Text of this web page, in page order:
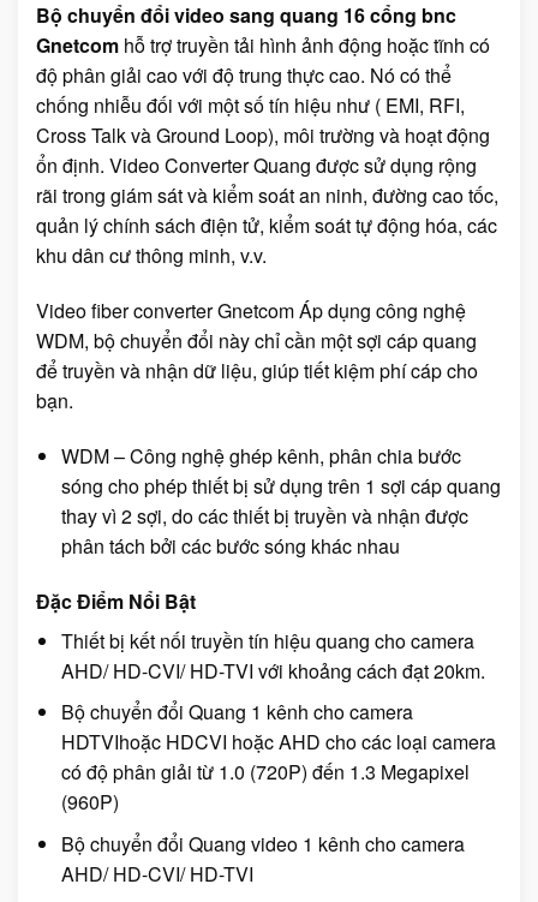
Bộ chuyển đổi video sang quang 16 cổng bnc
Gnetcom hỗ trợ truyền tải hình ảnh động hoặc tĩnh có
độ phân giải cao với độ trung thực cao. Nó có thể
chống nhiễu đối với một số tín hiệu như ( EMI, RFI,
Cross Talk và Ground Loop), môi trường và hoạt động
ổn định. Video Converter Quang được sử dụng rộng
rãi trong giám sát và kiểm soát an ninh, đường cao tốc,
quản lý chính sách điện tử, kiểm soát tự động hóa, các
khu dân cư thông minh, v.v.
Video fiber converter Gnetcom Áp dụng công nghệ
WDM, bộ chuyển đổi này chỉ cần một sợi cáp quang
để truyền và nhận dữ liệu, giúp tiết kiệm phí cáp cho
bạn.
WDM – Công nghệ ghép kênh, phân chia bước
sóng cho phép thiết bị sử dụng trên 1 sợi cáp quang
thay vì 2 sợi, do các thiết bị truyền và nhận được
phân tách bởi các bước sóng khác nhau
Đặc Điểm Nổi Bật
Thiết bị kết nối truyền tín hiệu quang cho camera
AHD/ HD-CVI/ HD-TVI với khoảng cách đạt 20km.
Bộ chuyển đổi Quang 1 kênh cho camera
HDTVIhoặc HDCVI hoặc AHD cho các loại camera
có độ phân giải từ 1.0 (720P) đến 1.3 Megapixel
(960P)
Bộ chuyển đổi Quang video 1 kênh cho camera
AHD/ HD-CVI/ HD-TVI